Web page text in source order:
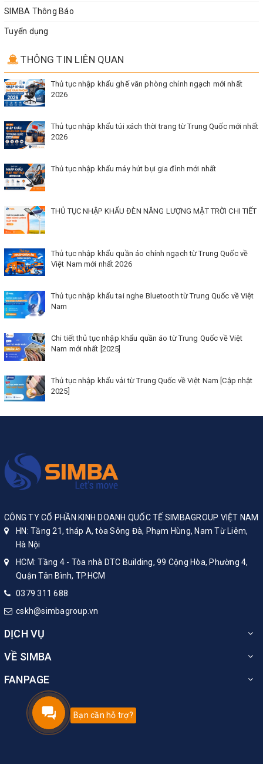
SIMBA Thông Báo
Tuyển dụng
THÔNG TIN LIÊN QUAN
Thủ tục nhập khẩu ghế văn phòng chính ngạch mới nhất
2026
Thủ tục nhập khẩu túi xách thời trang từ Trung Quốc mới nhất
2026
Thủ tục nhập khẩu máy hút bụi gia đình mới nhất
THỦ TỤC NHẬP KHẨU ĐÈN NĂNG LƯỢNG MẶT TRỜI CHI TIẾT
Thủ tục nhập khẩu quần áo chính ngạch từ Trung Quốc về
Việt Nam mới nhất 2026
Thủ tục nhập khẩu tai nghe Bluetooth từ Trung Quốc về Việt
Nam
Chi tiết thủ tục nhập khẩu quần áo từ Trung Quốc về Việt
Nam mới nhất [2025]
Thủ tục nhập khẩu vải từ Trung Quốc về Việt Nam [Cập nhật
2025]
CÔNG TY CỔ PHẦN KINH DOANH QUỐC TẾ SIMBAGROUP VIỆT NAM
HN: Tầng 21, tháp A, tòa Sông Đà, Phạm Hùng, Nam Từ Liêm,
Hà Nội
HCM: Tầng 4 - Tòa nhà DTC Building, 99 Cộng Hòa, Phường 4,
Quận Tân Bình, TP.HCM
0379 311 688
cskh@simbagroup.vn
DỊCH VỤ
VỀ SIMBA
FANPAGE
Bạn cần hỗ trợ?